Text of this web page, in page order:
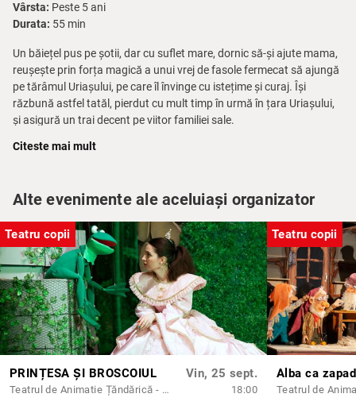
Vârsta: Peste 5 ani
Durata: 55 min
Un băiețel pus pe șotii, dar cu suflet mare, dornic să-și ajute mama,
reușește prin forța magică a unui vrej de fasole fermecat să ajungă
pe tărâmul Uriașului, pe care îl învinge cu istețime și curaj. Își
răzbună astfel tatăl, pierdut cu mult timp în urmă în țara Uriașului,
și asigură un trai decent pe viitor familiei sale.
Veniți să îl vedeți la Teatrul „Țăndărică”, să-i fiți alături în lupta cu
Dora Ortelecan Dumitrescu, Roxana Vișan / Ioana
Chelaru Popovici, Florentina Tanase, Mihai Dumitrescu, Florin
Mititelu
Citeste mai mult
Alte evenimente ale aceluiași organizator
Teatru copii
PRINȚESA ȘI BROSCOIUL
Teatrul de Animatie Țăndărică - Sala Lahovari
Vin, 25 sept.
18:00
Teatru copii
Alba ca